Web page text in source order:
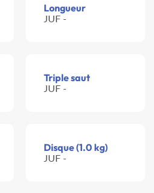
Longueur
JUF -
Triple saut
JUF -
Disque (1.0 kg)
JUF -